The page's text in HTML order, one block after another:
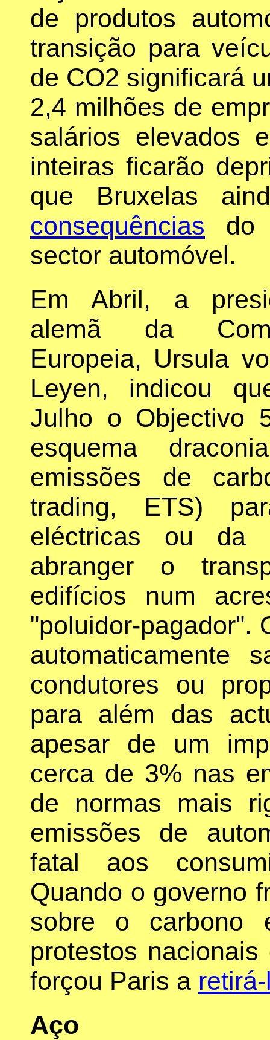
de produtos
transição para
de CO2 significará
2,4 milhões de
salários elevados
inteiras ficarão
que Bruxelas
consequências do
sector automóvel.
Em Abril, a
alemã da
Europeia, Ursula
Leyen, indicou
Julho o Objectivo
esquema
emissões de
trading, ETS)
eléctricas ou da
abranger o
edifícios num
"poluidor-pagador".
automaticamente
condutores ou
para além das
apesar de um
cerca de 3% nas
de normas mais
emissões de
fatal aos
Quando o governo
sobre o carbono
protestos
forçou Paris a
Aço